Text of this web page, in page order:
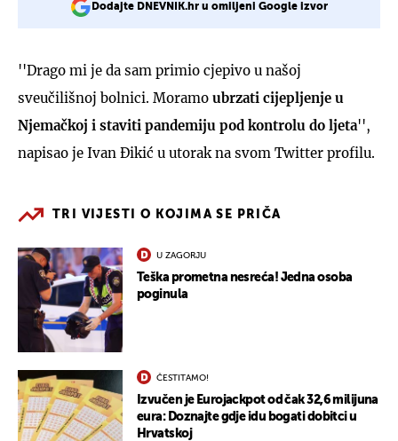
Dodajte DNEVNIK.hr u omiljeni Google izvor
''Drago mi je da sam primio cjepivo u našoj
sveučilišnoj bolnici. Moramo ubrzati cijepljenje u
Njemačkoj i staviti pandemiju pod kontrolu do ljeta'',
napisao je Ivan Đikić u utorak na svom Twitter profilu.
TRI VIJESTI O KOJIMA SE PRIČA
U ZAGORJU
Teška prometna nesreća! Jedna osoba
poginula
ČESTITAMO!
Izvučen je Eurojackpot od čak 32,6 milijuna
eura: Doznajte gdje idu bogati dobitci u
Hrvatskoj